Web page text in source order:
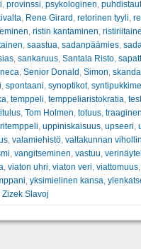
provinssi psykologinen
Rene Girard retorinen tyyli
ristin kantaminen
saastua sadanpäämies,
, sankaruus, Santala Risto,
Senior Donald Simon
spontaani synoptikot,
temppeli temppeliaristokratia
, Tom Holmen totuus, traaginen
uppiniskaisuus, upseeri
, valamiehistö, valtakunnan
vangitseminen vastuu
viaton uhri viaton veri viattomuus,
yksimielinen kansa
Zizek Slavoj